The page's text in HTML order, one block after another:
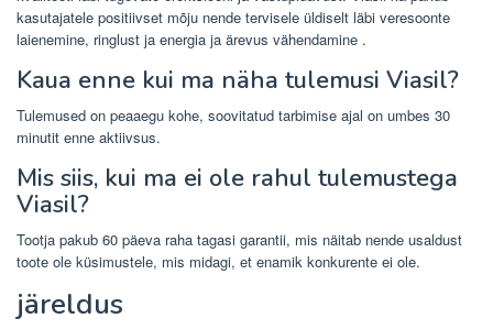
kasutajatele positiivset mõju nende tervisele üldiselt läbi veresoonte
laienemine, ringlust ja energia ja ärevus vähendamine .
Kaua enne kui ma näha tulemusi Viasil?
Tulemused on peaaegu kohe, soovitatud tarbimise ajal on umbes 30
minutit enne aktiivsus.
Mis siis, kui ma ei ole rahul tulemustega
Viasil?
Tootja pakub 60 päeva raha tagasi garantii, mis näitab nende usaldust
toote ole küsimustele, mis midagi, et enamik konkurente ei ole.
järeldus